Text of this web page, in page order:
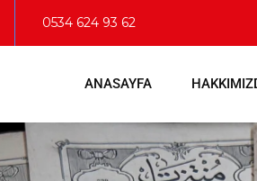
0534 624 93 62
ANASAYFA